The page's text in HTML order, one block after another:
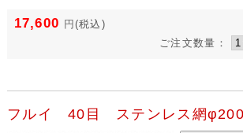
17,600 円 (税込)
ご注文数量：
フルイ 40目 ステンレス網